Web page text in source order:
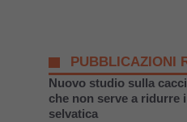
PUBBLICAZIONI
Nuovo studio sulla
che non serve a ridurre
selvatica